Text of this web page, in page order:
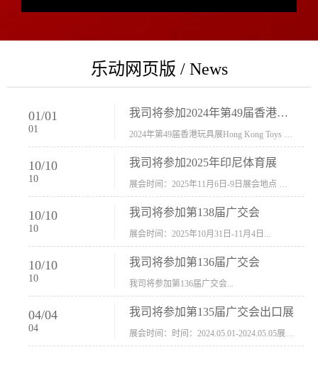
乐动网页版 / News
01/01
01
我司将参加2024年第49届香港玩具展Hong Kong Toys & Games Fair 欢迎新···
10/10
10
我司将参加2025年印尼体育展
10/10
10
我司将参加第138届广交会
展会时间：2025年10月31日-11月4日...
10/10
10
我司将参加第136届广交会
我司将参加第136届广交会...
04/04
04
我司将参加第135届广交会出口展
展会时间：时间：2024.05.01-2024.05.05展会地址：中国进出口商品交易会展馆福建康莱宝公司展位号12.1G37-38、H11-12，浙江康莱宝展位号17.1B23-24、C19-20...